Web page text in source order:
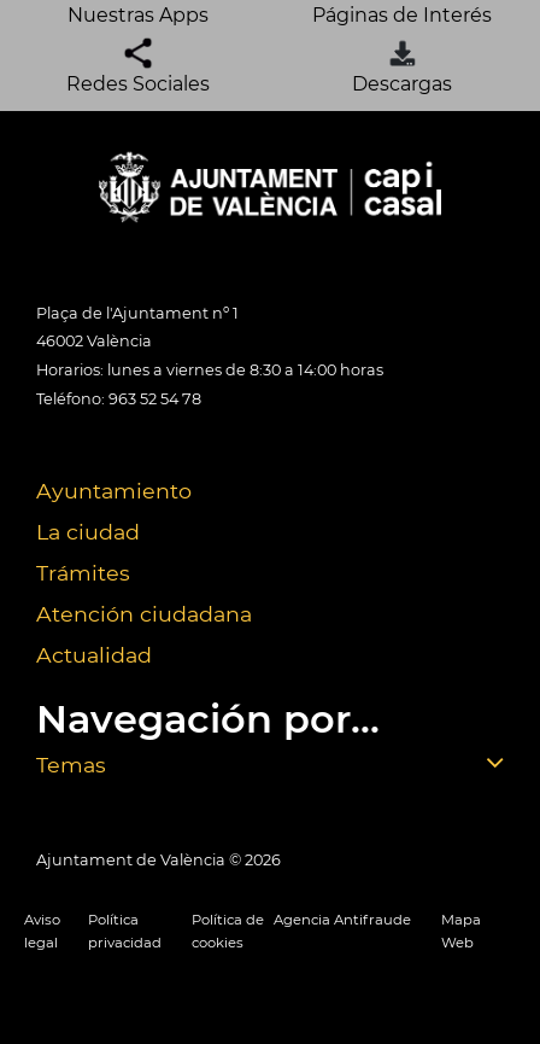
Nuestras Apps Páginas de Interés
Redes Sociales Descargas
Plaça de l'Ajuntament nº 1
46002 València
Horarios: lunes a viernes de 8:30 a 14:00 horas
Teléfono: 963 52 54 78
Ayuntamiento
La ciudad
Trámites
Atención ciudadana
Actualidad
Navegación por...
Temas
Ajuntament de València © 2026
Aviso
legal
Política
privacidad
Política de
cookies
Agencia Antifraude
Mapa
Web